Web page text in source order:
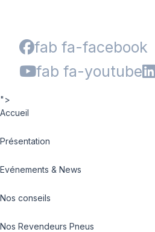
fab fa-facebook
fab fa-youtube
">
Accueil
Présentation
Evénements & News
Nos conseils
Nos Revendeurs Pneus